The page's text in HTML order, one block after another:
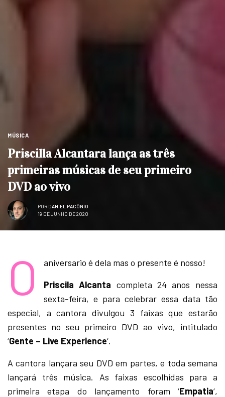
MÚSICA
Priscilla Alcantara lança as três
primeiras músicas de seu primeiro
DVD ao vivo
POR DANIEL PACÔNIO
19 DE JUNHO DE 2020
O
aniversario é dela mas o presente é nosso!
Priscila Alcanta completa 24 anos nessa
sexta-feira, e para celebrar essa data tão
especial, a cantora divulgou 3 faixas que estarão
presentes no seu primeiro DVD ao vivo, intitulado
‘Gente – Live Experience‘.
A cantora lançara seu DVD em partes, e toda semana
lançará três música. As faixas escolhidas para a
primeira etapa do lançamento foram ‘Empatia‘,